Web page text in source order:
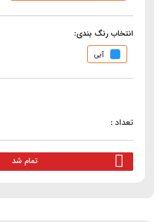
انتخاب رنگ بندی:
آبی
تمام شد